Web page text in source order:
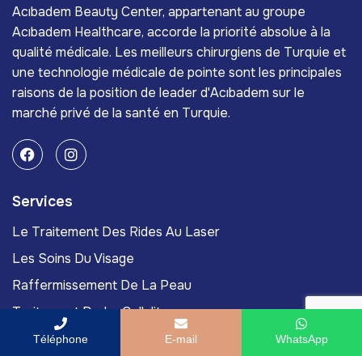
Acıbadem Beauty Center, appartenant au groupe
Acıbadem Healthcare, accorde la priorité absolue à la
qualité médicale. Les meilleurs chirurgiens de Turquie et
une technologie médicale de pointe sont les principales
raisons de la position de leader d'Acıbadem sur le
marché privé de la santé en Turquie.
Services
Le Traitement Des Rides Au Laser
Les Soins Du Visage
Raffermissement De La Peau
Traitement De La Cellulite
Le Retrait Des Grains De Beauté
Téléphone E-mail WhatsApp